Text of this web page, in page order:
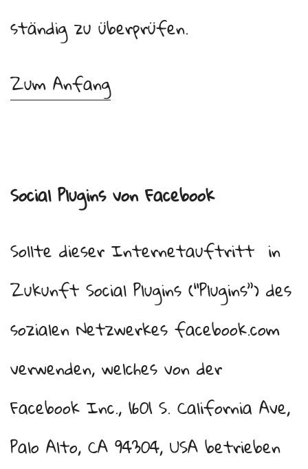
ständig zu überprüfen.
Zum Anfang
Social Plugins von Facebook
Sollte dieser Internetauftritt in
Zukunft Social Plugins (“Plugins”) des
sozialen Netzwerkes facebook.com
verwenden, welches von der
Facebook Inc., 1601 S. California Ave,
Palo Alto, CA 94304, USA betrieben